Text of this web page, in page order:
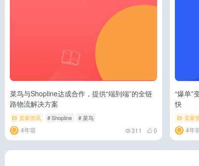
菜鸟与Shopline达成合作，提供“端到端”的全链
路物流解决方案
卖家资讯 # Shopline # 菜鸟
4年前 311 0
“爆单”
快
卖家
4年